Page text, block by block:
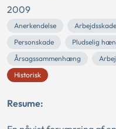
2009
Anerkendelse Arbejdsskade
Personskade
Pludselig
Årsagssammenhæng
Historisk
Resume: